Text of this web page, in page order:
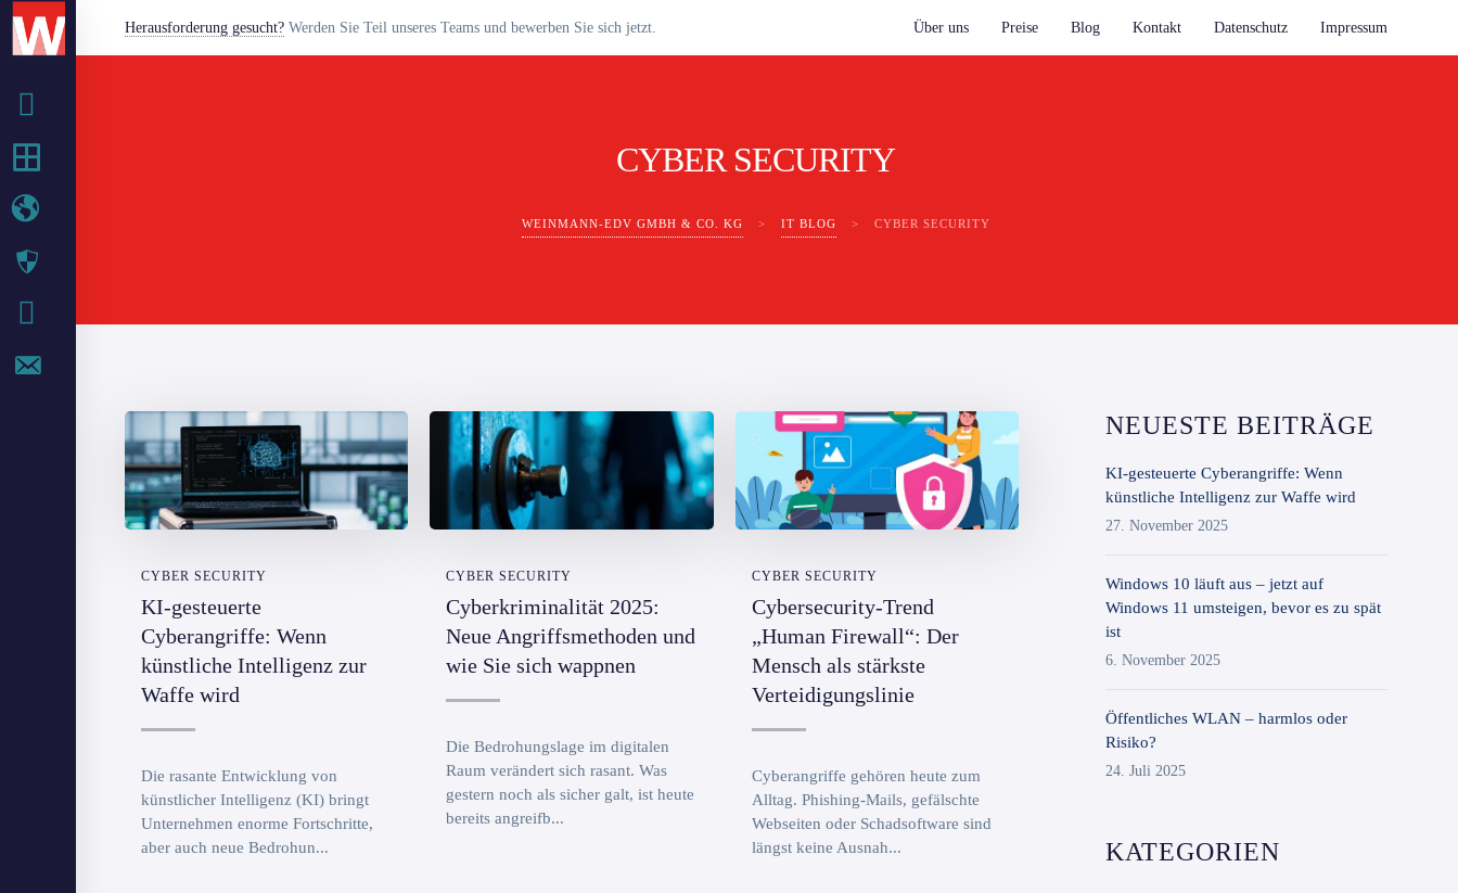
Herausforderung gesucht?Werden Sie Teil unseres Teams und bewerben Sie sich jetzt. Über uns Preise Blog Kontakt Datenschutz Impressum
CYBER SECURITY
WEINMANN-EDV GMBH & CO. KG > IT BLOG > CYBER SECURITY
CYBER SECURITY
KI-gesteuerte
Cyberangriffe: Wenn
künstliche Intelligenz zur
Waffe wird
Die rasante Entwicklung von
künstlicher Intelligenz (KI) bringt
Unternehmen enorme Fortschritte,
aber auch neue Bedrohun...
CYBER SECURITY
Cyberkriminalität 2025:
Neue Angriffsmethoden und
wie Sie sich wappnen
Die Bedrohungslage im digitalen
Raum verändert sich rasant. Was
gestern noch als sicher galt, ist heute
bereits angreifb...
CYBER SECURITY
Cybersecurity-Trend
„Human Firewall“: Der
Mensch als stärkste
Verteidigungslinie
Cyberangriffe gehören heute zum
Alltag. Phishing-Mails, gefälschte
Webseiten oder Schadsoftware sind
längst keine Ausnah...
NEUESTE BEITRÄGE
KI-gesteuerte Cyberangriffe: Wenn
künstliche Intelligenz zur Waffe wird
27. November 2025
Windows 10 läuft aus – jetzt auf
Windows 11 umsteigen, bevor es zu spät
ist
6. November 2025
Öffentliches WLAN – harmlos oder
Risiko?
24. Juli 2025
KATEGORIEN